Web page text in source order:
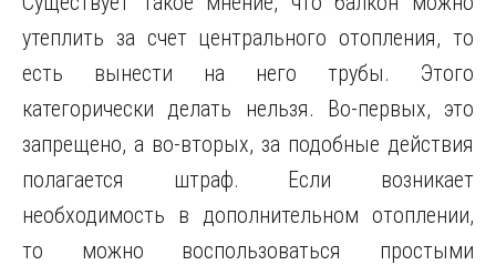
утеплить за счет центрального отопления, то
есть вынести на него трубы. Этого
категорически делать нельзя. Во-первых, это
запрещено, а во-вторых, за подобные действия
полагается штраф. Если возникает
необходимость в дополнительном отоплении,
то можно воспользоваться простыми